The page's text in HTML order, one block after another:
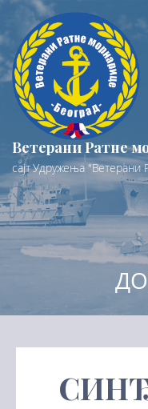
Preskoči
sadržaj
Ветерани Ратне
сајт Удружења "Ветерани